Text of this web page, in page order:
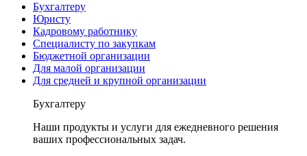
Бухгалтеру
Юристу
Кадровому работнику
Специалисту по закупкам
Бюджетной организации
Для малой организации
Для средней и крупной организации
Бухгалтеру
Наши продукты и услуги для ежедневного решения
ваших профессиональных задач.